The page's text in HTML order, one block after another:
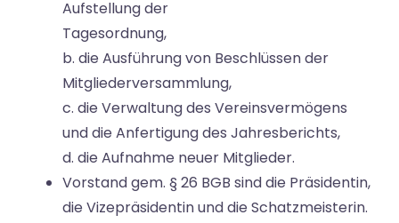
Aufstellung der
Tagesordnung,
b. die Ausführung von Beschlüssen der
Mitgliederversammlung,
c. die Verwaltung des Vereinsvermögens
und die Anfertigung des Jahresberichts,
d. die Aufnahme neuer Mitglieder.
Vorstand gem. § 26 BGB sind die Präsidentin,
die Vizepräsidentin und die Schatzmeisterin.